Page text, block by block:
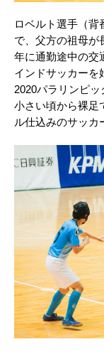
ロベルト選手（背
で、父方の祖母が
年に通勤途中の交
インドサッカーを
2020パラリンピッ
小さい頃から裸足
ル仕込みのサッカ